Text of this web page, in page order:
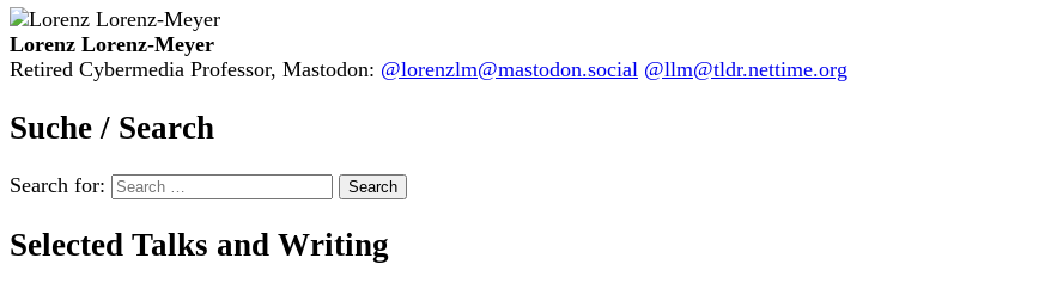
Lorenz Lorenz-Meyer
Retired Cybermedia Professor, Mastodon: @lorenzlm@mastodon.social @llm@tldr.nettime.org
Suche / Search
Search for:
Selected Talks and Writing